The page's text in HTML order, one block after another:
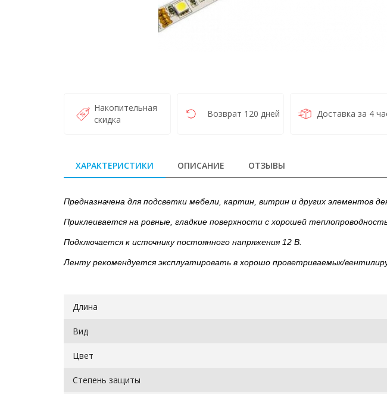
Накопительная
скидка
Возврат 120 дней Доставка за 4
ХАРАКТЕРИСТИКИ ОПИСАНИЕ ОТЗЫВЫ
Предназначена для подсветки мебели, картин, витрин и других элементов
Приклеивается на ровные, гладкие поверхности с хорошей
Подключается к источнику постоянного напряжения 12 В.
Ленту рекомендуется эксплуатировать в хорошо проветриваемых/
Длина
Вид
Цвет
Степень защиты